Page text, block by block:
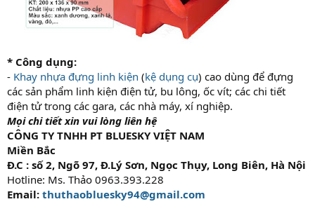
* Công dụng:
- Khay nhựa đựng linh kiện (kệ dụng cụ) cao dùng để đựng
các sản phẩm linh kiện điện tử, bu lông, ốc vít; các chi tiết
điện tử trong các gara, các nhà máy, xí nghiệp.
Mọi chi tiết xin vui lòng liên hệ
CÔNG TY TNHH PT BLUESKY VIỆT NAM
Miền Bắc
Đ.C : số 2, Ngõ 97, Đ.Lý Sơn, Ngọc Thụy, Long Biên, Hà Nội
Hotline: Ms. Thảo 0963.393.228
Email: thuthaobluesky94@gmail.com